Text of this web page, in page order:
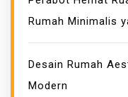
Rumah Minimalis
Desain Rumah
Modern